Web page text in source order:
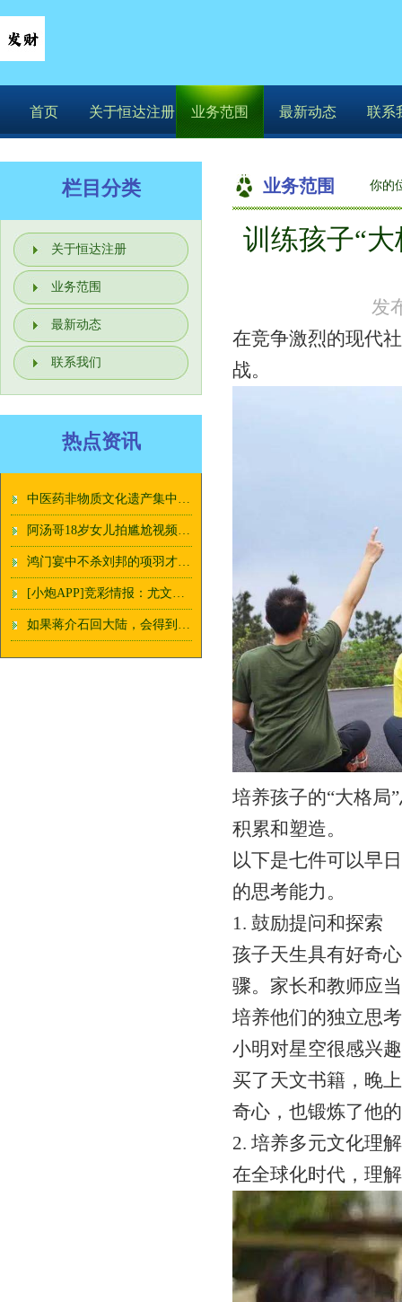
首页 关于恒达注册 业务范围 最新动态 联系
栏目分类
关于恒达注册
业务范围
最新动态
联系我们
热点资讯
中医药非物质文化遗产集中亮相上海地铁 带民众近距离感受中医魅力
阿汤哥18岁女儿拍尴尬视频，乖乖女变精神小妹，宣布考入美国名校
鸿门宴中不杀刘邦的项羽才是最大赢家
[小炮APP]竞彩情报：尤文主帅2024年6月执教
如果蒋介石回大陆，会得到什么职位？周总理的许诺轰动国际
业务范围 你的
训练孩子“
发
在竞争激烈的现代
战。
培养孩子的“大格局
积累和塑造。
以下是七件可以早
的思考能力。
1. 鼓励提问和探索
孩子天生具有好奇
骤。家长和教师应
培养他们的独立思
小明对星空很感兴
买了天文书籍，晚
奇心，也锻炼了他
2. 培养多元文化理解
在全球化时代，理